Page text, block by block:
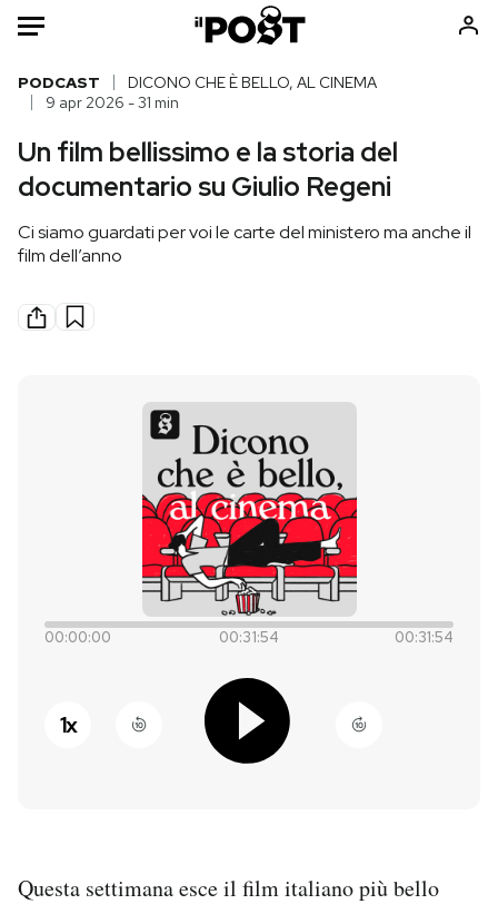
Auto
Italia
Politica
Moda
Mondiali calcio 2026
NEWSLETTER
PODCAST
DICONO CHE È BELLO, AL CINEMA
9 apr 2026 - 31 min
Un film bellissimo e la storia del
documentario su Giulio Regeni
Ci siamo guardati per voi le carte del ministero ma anche il
film dell’anno
00:00:00 00:31:54 00:31:54
1x
Questa settimana esce il film italiano più bello